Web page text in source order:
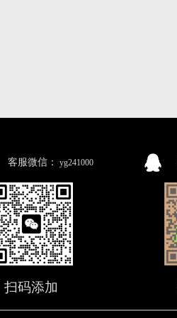
客服微信： yg241000
扫码添加